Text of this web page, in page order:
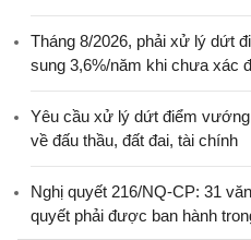
Tháng 8/2026, phải xử lý dứt
sung 3,6%/năm khi chưa xác
Yêu cầu xử lý dứt điểm
về đấu thầu, đất đai, tài chính
Nghị quyết 216/NQ-CP: 31
quyết phải được ban hành